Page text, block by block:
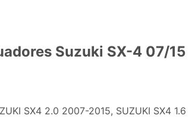
Suzuki SX-4 07/15
SX4 2.0 2007-2015, SUZUKI SX4 1.6